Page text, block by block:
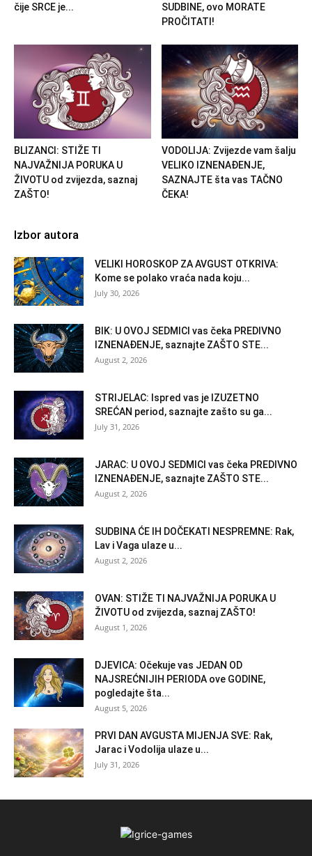
čije SRCE je...
SUDBINE, ovo MORATE
PROČITATI!
BLIZANCI: STIŽE TI
NAJVAŽNIJA PORUKA U
ŽIVOTU od zvijezda, saznaj
ZAŠTO!
VODOLIJA: Zvijezde vam šalju
VELIKO IZNENAĐENJE,
SAZNAJTE šta vas TAČNO
ČEKA!
Izbor autora
VELIKI HOROSKOP ZA AVGUST OTKRIVA:
Kome se polako vraća nada koju...
July 30, 2026
BIK: U OVOJ SEDMICI vas čeka PREDIVNO
IZNENAĐENJE, saznajte ZAŠTO STE...
August 2, 2026
STRIJELAC: Ispred vas je IZUZETNO
SREĆAN period, saznajte zašto su ga...
July 31, 2026
JARAC: U OVOJ SEDMICI vas čeka PREDIVNO
IZNENAĐENJE, saznajte ZAŠTO STE...
August 2, 2026
SUDBINA ĆE IH DOČEKATI NESPREMNE: Rak,
Lav i Vaga ulaze u...
August 2, 2026
OVAN: STIŽE TI NAJVAŽNIJA PORUKA U
ŽIVOTU od zvijezda, saznaj ZAŠTO!
August 1, 2026
DJEVICA: Očekuje vas JEDAN OD
NAJSREĆNIJIH PERIODA ove GODINE,
pogledajte šta...
August 5, 2026
PRVI DAN AVGUSTA MIJENJA SVE: Rak,
Jarac i Vodolija ulaze u...
July 31, 2026